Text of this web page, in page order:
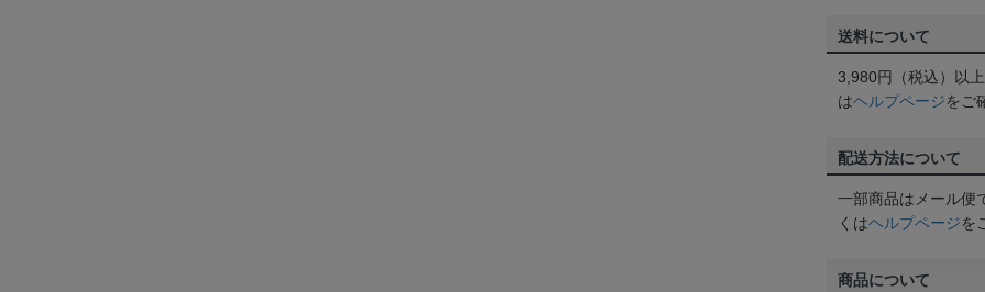
送料について
3,980円（税込）以
はヘルプページをご
配送方法について
一部商品はメール便
くはヘルプページを
商品について